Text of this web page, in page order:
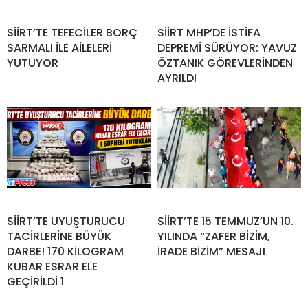
SİİRT’TE TEFECİLER BORÇ
SARMALI İLE AİLELERİ
YUTUYOR
SİİRT MHP’DE İSTİFA
DEPREMİ SÜRÜYOR: YAVUZ
ÖZTANIK GÖREVLERİNDEN
AYRILDI
SİİRT’TE UYUŞTURUCU
TACİRLERİNE BÜYÜK
DARBE! 170 KİLOGRAM
KUBAR ESRAR ELE
GEÇİRİLDİ 1
SİİRT’TE 15 TEMMUZ’UN 10.
YILINDA “ZAFER BİZİM,
İRADE BİZİM” MESAJI